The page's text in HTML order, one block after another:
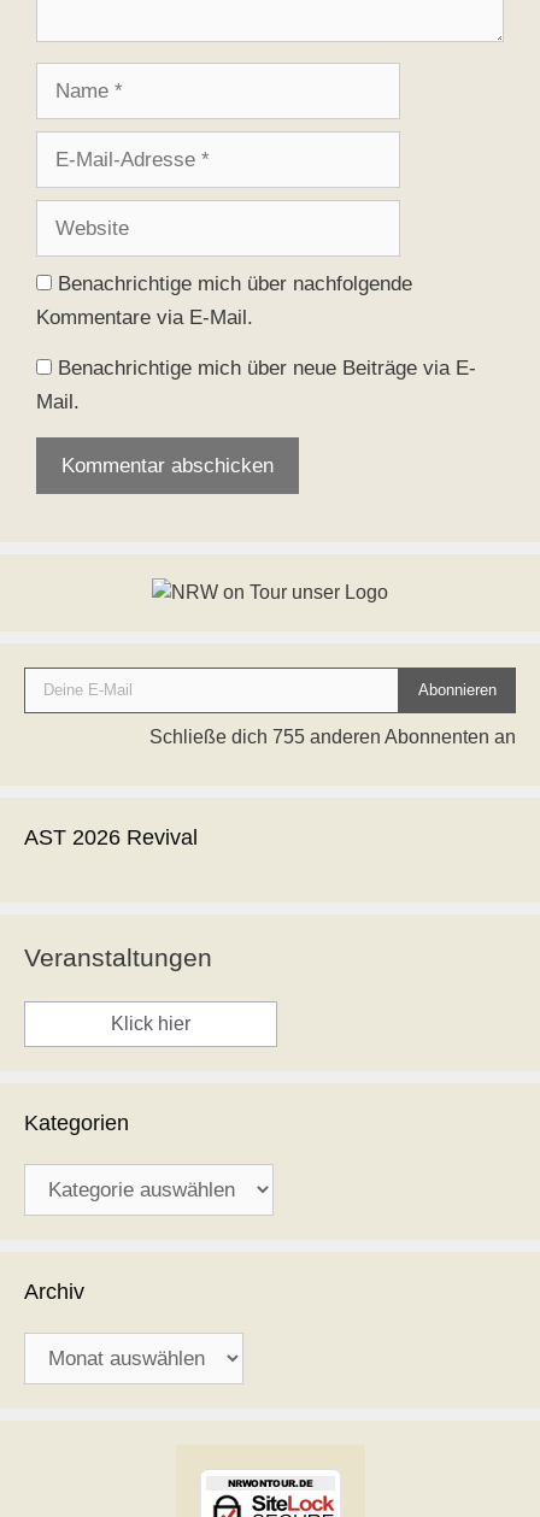
Adresse
Benachrichtige mich über nachfolgende
Kommentare via E-Mail.
Benachrichtige mich über neue Beiträge via E-
Mail.
Deine E-Mail
Abonnieren
Schließe dich 755 anderen Abonnenten an
AST 2026 Revival
Veranstaltungen
Klick hier
Kategorien
Archiv